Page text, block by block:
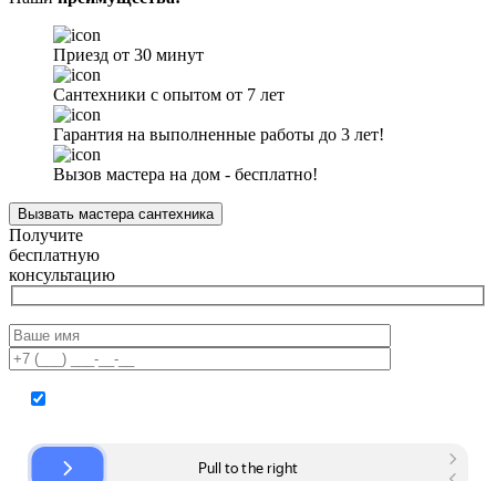
Приезд от 30 минут
Сантехники с опытом от 7 лет
Гарантия на выполненные работы до 3 лет!
Вызов мастера на дом - бесплатно!
Вызвать мастера сантехника
Получите
бесплатную
консультацию